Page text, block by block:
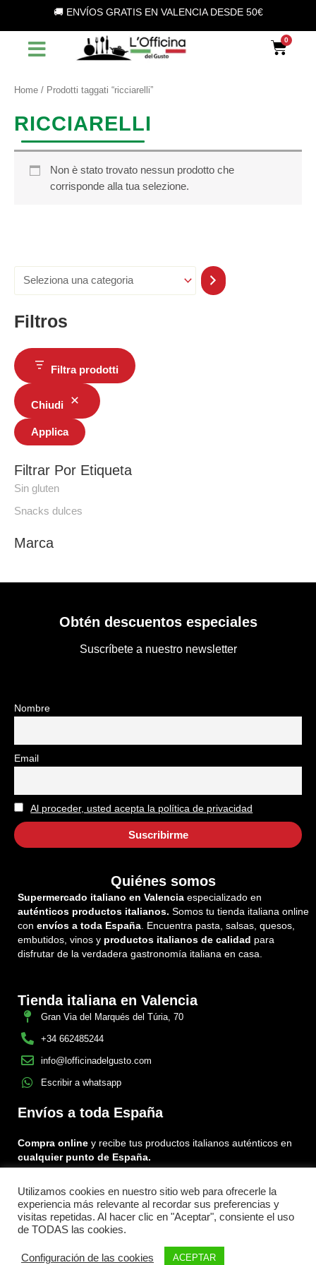
contenuto
🚚 ENVÍOS GRATIS EN VALENCIA DESDE 50€
l
o
u
a
Filtros
Filtra prodotti
Chiudi
Applica
Filtrar Por Etiqueta
Sin gluten
Snacks dulces
Marca
Home / Prodotti taggati “ricciarelli”
RICCIARELLI
Non è stato trovato nessun prodotto che
corrisponde alla tua selezione.
Obtén descuentos especiales
Suscríbete a nuestro newsletter
Nombre
Email
Al proceder, usted acepta la política de privacidad
Quiénes somos
Supermercado italiano en Valencia especializado en
auténticos productos italianos. Somos tu tienda italiana online
con envíos a toda España. Encuentra pasta, salsas, quesos,
embutidos, vinos y productos italianos de calidad para
disfrutar de la verdadera gastronomía italiana en casa.
Tienda italiana en Valencia
Gran Via del Marqués del Túria, 70
+34 662485244
info@lofficinadelgusto.com
Escribir a whatsapp
Envíos a toda España
Compra online y recibe tus productos italianos auténticos en
cualquier punto de España.
Encuéntranos en:
FacebookInstagram
Tiktok
Menu
Utilizamos cookies en nuestro sitio web para ofrecerle la
experiencia más relevante al recordar sus preferencias y
visitas repetidas. Al hacer clic en "Aceptar", consiente el uso
de TODAS las cookies.
Configuración de las cookies ACEPTAR